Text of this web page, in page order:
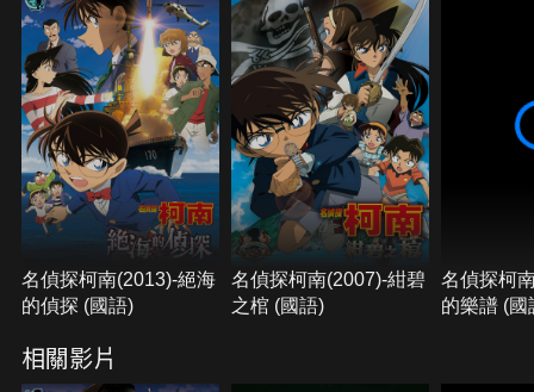
南、小蘭、毛利小五郎以及少年偵探團等人，一同參
加了神盾艦的體驗航海活動，在日本海上自衛隊員的
示範下，親眼見識到氣勢非凡的空中對戰演習。這時
候，神秘的敵軍突然來襲，演習旋即變成了真實的激
烈對戰！小蘭與少年偵探團成員看到眼前的這一切，
感到十分恐懼與不安。在海上自衛隊冷靜的應對處理
下，戰況總算平息了下來，但是卻摸不清敵人的目的
為何。在此同時，艦內發現了一隻自衛隊員的左手殘
肢，那隻手上戴了一只時間停滯在5:30 AM的手
錶．．．！在如此不尋常的事態下，大阪府警方與京
都府警方也緊急出動直升機前來現場，協力展開調
查。而謎樣般的女性自衛官－－藤井七海，也在此時
戰！憑藉著犯人追蹤眼鏡、最新偵探工具「衛星電話
手錶」，以及在大阪的平次、和葉的協助下，柯南與
名偵探柯南(2013)-絕海
的偵探 (國語)
名偵探柯南(2007)-紺碧
之棺 (國語)
名偵探柯
的樂譜 (國
相關影片